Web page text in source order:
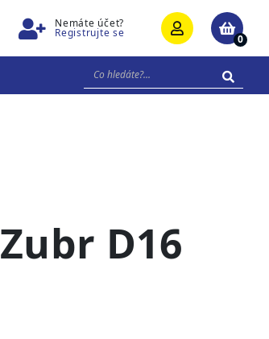
Nemáte účet?
Registrujte se 0
D16